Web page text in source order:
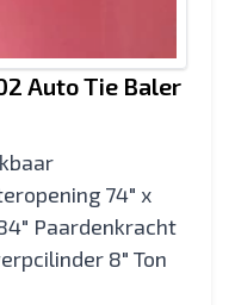
Auto Tie Baler
74" x
Paardenkracht
8" Ton